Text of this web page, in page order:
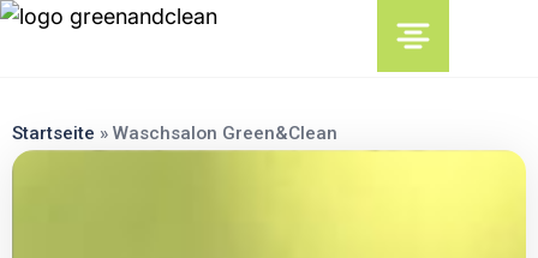
content
Startseite » Waschsalon Green&Clean